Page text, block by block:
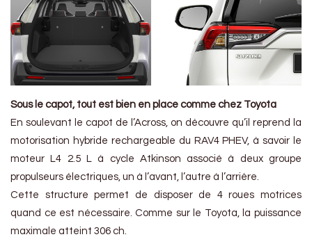
Sous le capot, tout est bien en place comme chez Toyota
En soulevant le capot de l’Across, on découvre qu’il reprend la
motorisation hybride rechargeable du RAV4 PHEV, à savoir le
moteur L4 2.5 L à cycle Atkinson associé à deux groupe
propulseurs électriques, un à l’avant, l’autre à l’arrière.
Cette structure permet de disposer de 4 roues motrices
quand ce est nécessaire. Comme sur le Toyota, la puissance
maximale atteint 306 ch.